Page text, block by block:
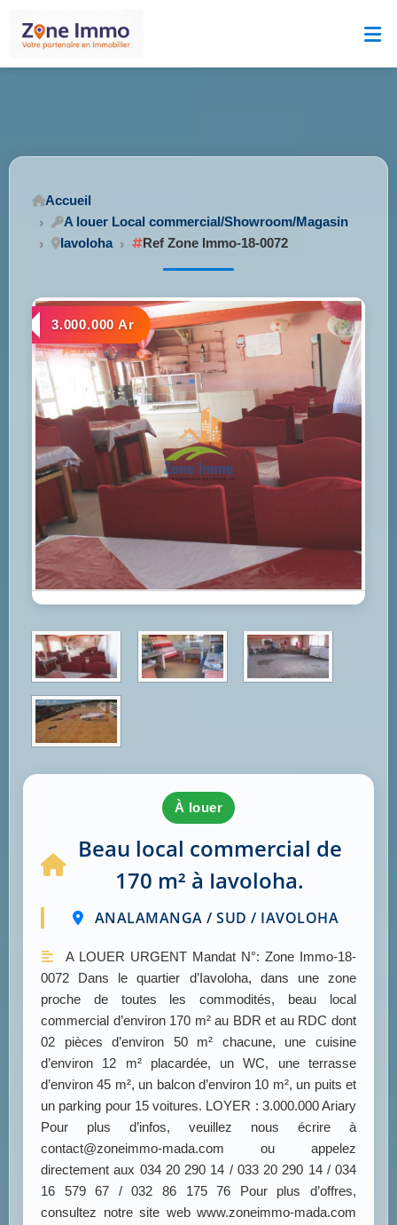
Accueil
A louer Local commercial/Showroom/Magasin
Iavoloha
Ref Zone Immo-18-0072
3.000.000 Ar
à louer
Beau local commercial de
170 m² à Iavoloha.
ANALAMANGA / SUD / IAVOLOHA
A LOUER URGENT Mandat N°: Zone Immo-18-
0072 Dans le quartier d’Iavoloha, dans une zone
proche de toutes les commodités, beau local
commercial d’environ 170 m² au BDR et au RDC dont
02 pièces d’environ 50 m² chacune, une cuisine
d’environ 12 m² placardée, un WC, une terrasse
d’environ 45 m², un balcon d’environ 10 m², un puits et
un parking pour 15 voitures. LOYER : 3.000.000 Ariary
Pour plus d’infos, veuillez nous écrire à
contact@zoneimmo-mada.com ou appelez
directement aux 034 20 290 14 / 033 20 290 14 / 034
16 579 67 / 032 86 175 76 Pour plus d’offres,
consultez notre site web www.zoneimmo-mada.com